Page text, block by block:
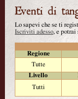
Lo sapevi che se ti
Iscriviti adesso, e potrai
Regione
Tutte
Livello
Tutti